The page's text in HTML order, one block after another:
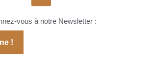
vous à notre Newsletter :
!